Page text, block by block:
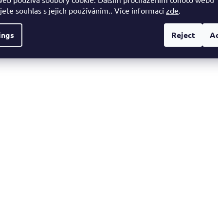
souhlas s jejich používáním.. Více informací zde.
Reject